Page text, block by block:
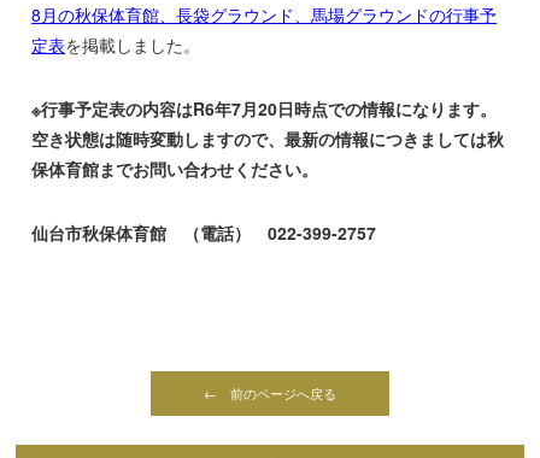
8月の秋保体育館、長袋グラウンド、馬場グラウンドの行事予
定表を掲載しました。
※行事予定表の内容はR6年7月20日時点での情報になります。
空き状態は随時変動しますので、最新の情報につきましては秋
保体育館までお問い合わせください。
仙台市秋保体育館 （電話） 022-399-2757
← 前のページへ戻る